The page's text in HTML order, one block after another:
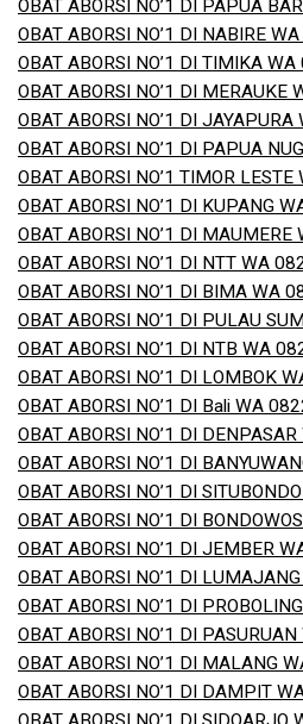
OBAT ABORSI NO’1 DI PAPUA
OBAT ABORSI NO’1 DI NABIRE
OBAT ABORSI NO’1 DI TIMIKA
OBAT ABORSI NO’1 DI
OBAT ABORSI NO’1 DI
OBAT ABORSI NO’1 DI PAPUA
OBAT ABORSI NO’1 TIMOR
OBAT ABORSI NO’1 DI KUPANG
OBAT ABORSI NO’1 DI
OBAT ABORSI NO’1 DI NTT WA
OBAT ABORSI NO’1 DI BIMA WA
OBAT ABORSI NO’1 DI PULAU
OBAT ABORSI NO’1 DI NTB WA
OBAT ABORSI NO’1 DI LOMBOK
OBAT ABORSI NO’1 DI Bali WA
OBAT ABORSI NO’1 DI
OBAT ABORSI NO’1 DI
OBAT ABORSI NO’1 DI
OBAT ABORSI NO’1 DI
OBAT ABORSI NO’1 DI JEMBER
OBAT ABORSI NO’1 DI
OBAT ABORSI NO’1 DI
OBAT ABORSI NO’1 DI
OBAT ABORSI NO’1 DI MALANG
OBAT ABORSI NO’1 DI DAMPIT